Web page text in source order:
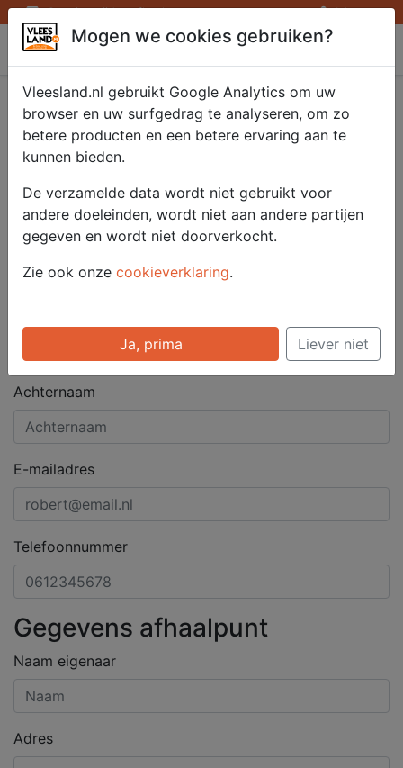
Openingstijden afhaalpunten Inloggen
Vleesland
Afhaalpunt aanvragen
Met dit formulier kunt u een Vleesland.nl afhaalpunt
aanvragen.
Gegevens aanvrager
Voornaam
Tussenvoegsel
Achternaam
E-mailadres
Telefoonnummer
Gegevens afhaalpunt
Naam eigenaar
Adres
Mogen we cookies gebruiken?
Vleesland.nl gebruikt Google Analytics om uw
browser en uw surfgedrag te analyseren, om zo
betere producten en een betere ervaring aan te
kunnen bieden.
De verzamelde data wordt niet gebruikt voor
andere doeleinden, wordt niet aan andere partijen
gegeven en wordt niet doorverkocht.
Zie ook onze cookieverklaring.
Ja, prima Liever niet